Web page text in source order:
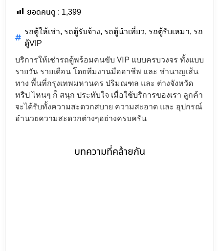
ยอดคนดู : 1,399
รถตู้ให้เช่า, รถตู้รับจ้าง, รถตู้นำเที่ยว, รถตู้รับเหมา, รถ
ตู้VIP
บริการให้เช่ารถตู้พร้อมคนขับ VIP แบบครบวงจร ทั้งแบบ
รายวัน รายเดือน โดยทีมงานมืออาชีพ และ ชำนาญเส้น
ทาง พื้นที่กรุงเทพมหานคร ปริมณฑล และ ต่างจังหวัด
ทริป ไหนๆ ก็ สนุก ประทับใจ เมื่อใช้บริการของเรา ลูกค้า
จะได้รับทั้งความสะดวกสบาย ความสะอาด และ อุปกรณ์
อำนวยความสะดวกต่างๆอย่างครบครัน
บทความที่คล้ายกัน